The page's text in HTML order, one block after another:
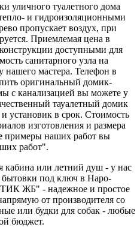
уличного туалетного дома
и гидроизоляционными
пропускает воздух, при
Приемлемая цена в
доступными для
санитарного узла на
нашего мастера. Телефон в
оригинальный домик-
с канализацией вы можете у
тауалетный домик
установик в срок. Стоимость
изготовления и размера
примеры наших работ вы
работ".
кабина или летний душ - у нас
бытовки под ключ в Наро-
ЖБ" - надежное и простое
от производителя со
или будки для собак - любые
бюджет.